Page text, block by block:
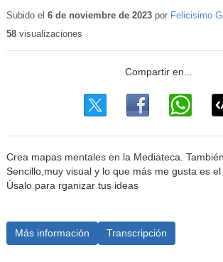
Subido el 6 de noviembre de 2023por Felicisimo G.
58visualizaciones
Crea mapas mentales en la Mediateca.
Sencillo,muy visual y lo que más me gusta es
Úsalo para rganizar tus ideas
Más información Transcripción